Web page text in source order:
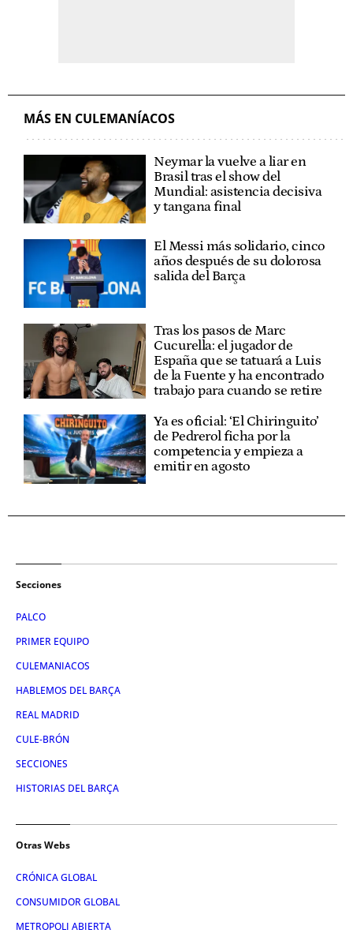
MÁS EN CULEMANÍACOS
Neymar la vuelve a liar en
Brasil tras el show del
Mundial: asistencia decisiva
y tangana final
El Messi más solidario, cinco
años después de su dolorosa
salida del Barça
Tras los pasos de Marc
Cucurella: el jugador de
España que se tatuará a Luis
de la Fuente y ha encontrado
trabajo para cuando se retire
Ya es oficial: ‘El Chiringuito’
de Pedrerol ficha por la
competencia y empieza a
emitir en agosto
Secciones
PALCO
PRIMER EQUIPO
CULEMANIACOS
HABLEMOS DEL BARÇA
REAL MADRID
CULE-BRÓN
SECCIONES
HISTORIAS DEL BARÇA
Otras Webs
CRÓNICA GLOBAL
CONSUMIDOR GLOBAL
METROPOLI ABIERTA